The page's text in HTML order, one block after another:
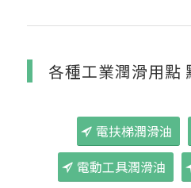
各種工業潤滑用點
電扶梯潤滑油
電動工具潤滑油